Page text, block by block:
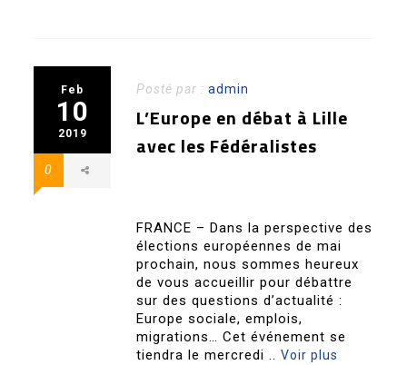
Feb
10
2019
0
Posté par :admin
L’Europe en débat à Lille
avec les Fédéralistes
FRANCE – Dans la perspective des
élections européennes de mai
prochain, nous sommes heureux
de vous accueillir pour débattre
sur des questions d’actualité :
Europe sociale, emplois,
migrations… Cet événement se
tiendra le mercredi ..Voir plus